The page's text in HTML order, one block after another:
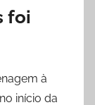
foi
à
início da